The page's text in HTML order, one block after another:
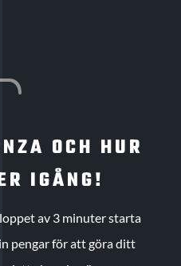
OCH HUR
IGÅNG!
av 3 minuter starta
pengar för att göra ditt